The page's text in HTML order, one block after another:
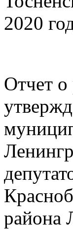
2020
Отчет о
района